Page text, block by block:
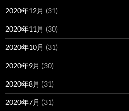
2020年12月 (31)
2020年11月 (30)
2020年10月 (31)
2020年9月 (30)
2020年8月 (31)
2020年7月 (31)